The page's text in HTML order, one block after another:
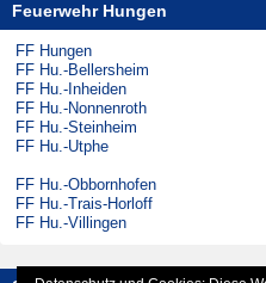
Feuerwehr Hungen
FF Hungen
FF Hu.-Bellersheim
FF Hu.-Inheiden
FF Hu.-Nonnenroth
FF Hu.-Steinheim
FF Hu.-Utphe
FF Hu.-Obbornhofen
FF Hu.-Trais-Horloff
FF Hu.-Villingen